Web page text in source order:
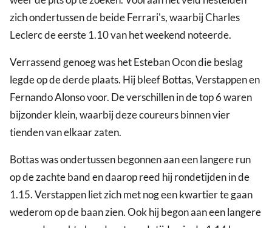
zich ondertussen de beide Ferrari's, waarbij Charles
Leclerc de eerste 1.10 van het weekend noteerde.
Verrassend genoeg was het Esteban Ocon die beslag
legde op de derde plaats. Hij bleef Bottas, Verstappen en
Fernando Alonso voor. De verschillen in de top 6 waren
bijzonder klein, waarbij deze coureurs binnen vier
tienden van elkaar zaten.
Bottas was ondertussen begonnen aan een langere run
op de zachte band en daarop reed hij rondetijden in de
1.15. Verstappen liet zich met nog een kwartier te gaan
wederom op de baan zien. Ook hij begon aan een langere